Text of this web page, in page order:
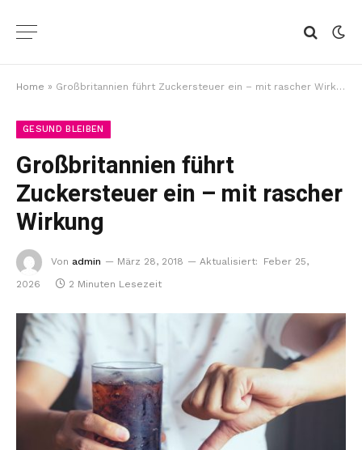
Home » Großbritannien führt Zuckersteuer ein – mit rascher Wirkung
GESUND BLEIBEN
Großbritannien führt
Zuckersteuer ein – mit rascher
Wirkung
Von admin März 28, 2018 Aktualisiert:
Feber 25,
2026
2 Minuten Lesezeit